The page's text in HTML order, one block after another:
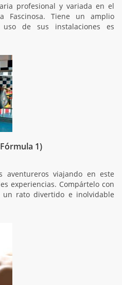
profesional y variada en el
Fascinosa. Tiene un amplio
de sus instalaciones es
1)
aventureros viajando en este
experiencias. Compártelo con
un rato divertido e inolvidable